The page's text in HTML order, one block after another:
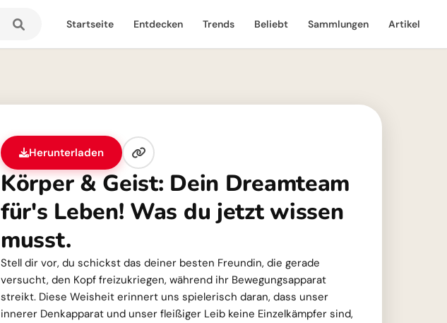
Startseite Entdecken Trends Beliebt Sammlungen Artikel
Herunterladen
Körper & Geist: Dein Dreamteam
für's Leben! Was du jetzt wissen
musst.
Stell dir vor, du schickst das deiner besten Freundin, die gerade
versucht, den Kopf freizukriegen, während ihr Bewegungsapparat
streikt. Diese Weisheit erinnert uns spielerisch daran, dass unser
innerer Denkapparat und unser fleißiger Leib keine Einzelkämpfer sind,